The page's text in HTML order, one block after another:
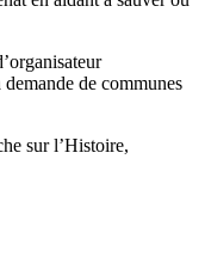
de communes
sur l’Histoire,